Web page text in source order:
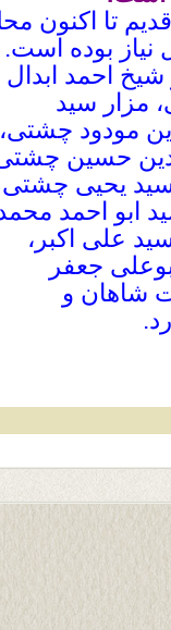
تا اکنون
نیاز بوده است.
احمد ابدال
مزار سید
مودود چشتی،
حسین
یحیی چشتی
ابو احمد
علی اکبر،
جعفر
شاهان و